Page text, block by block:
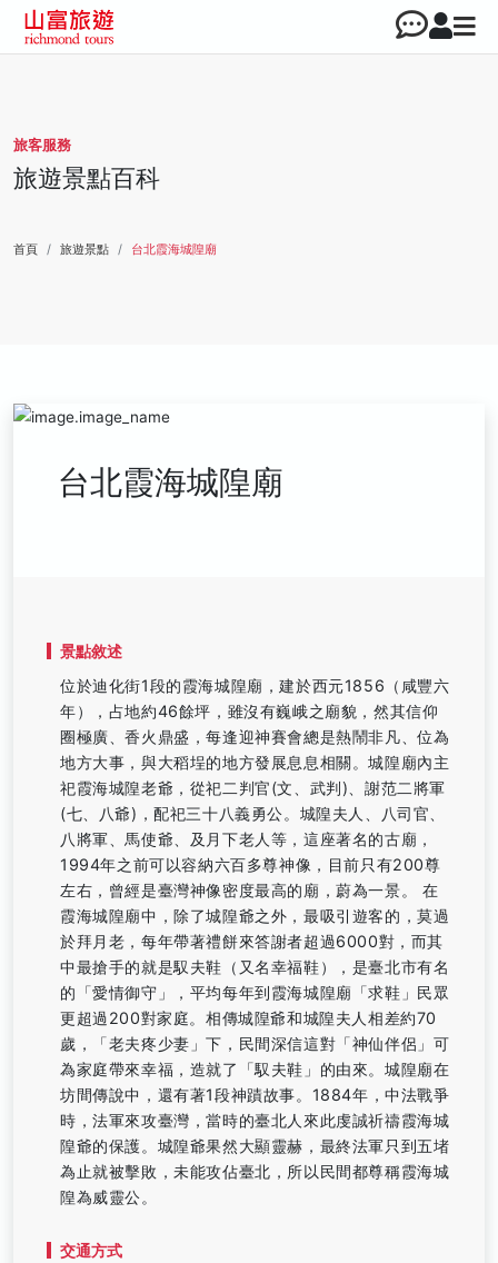
旅客服務
旅遊景點百科
首頁 旅遊景點 台北霞海城隍廟
台北霞海城隍廟
景點敘述
位於迪化街1段的霞海城隍廟，建於西元1856（咸豐六
年），占地約46餘坪，雖沒有巍峨之廟貌，然其信仰
圈極廣、香火鼎盛，每逢迎神賽會總是熱鬧非凡、位為
地方大事，與大稻埕的地方發展息息相關。城隍廟內主
祀霞海城隍老爺，從祀二判官(文、武判)、謝范二將軍
(七、八爺)，配祀三十八義勇公。城隍夫人、八司官、
八將軍、馬使爺、及月下老人等，這座著名的古廟，
1994年之前可以容納六百多尊神像，目前只有200尊
左右，曾經是臺灣神像密度最高的廟，蔚為一景。 在
霞海城隍廟中，除了城隍爺之外，最吸引遊客的，莫過
於拜月老，每年帶著禮餅來答謝者超過6000對，而其
中最搶手的就是馭夫鞋（又名幸福鞋），是臺北市有名
的「愛情御守」，平均每年到霞海城隍廟「求鞋」民眾
更超過200對家庭。相傳城隍爺和城隍夫人相差約70
歲，「老夫疼少妻」下，民間深信這對「神仙伴侶」可
為家庭帶來幸福，造就了「馭夫鞋」的由來。城隍廟在
坊間傳說中，還有著1段神蹟故事。1884年，中法戰爭
時，法軍來攻臺灣，當時的臺北人來此虔誠祈禱霞海城
隍爺的保護。城隍爺果然大顯靈赫，最終法軍只到五堵
為止就被擊敗，未能攻佔臺北，所以民間都尊稱霞海城
隍為威靈公。
交通方式